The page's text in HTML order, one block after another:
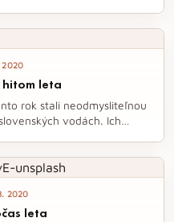
a ako si môžete pripraviť
2020
leta
rok stali neodmysliteľnou
vodách. Ich
relax pri vode, športové
paddleboard je ideálnym
2020
leta